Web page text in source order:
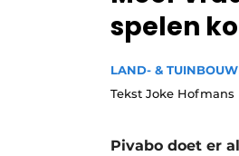
Vacature
spelen
LAND- &
Tekst Joke
Pivabo doet er